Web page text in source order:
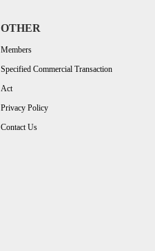
OTHER
Members
Specified Commercial Transaction
Act
Privacy Policy
Contact Us